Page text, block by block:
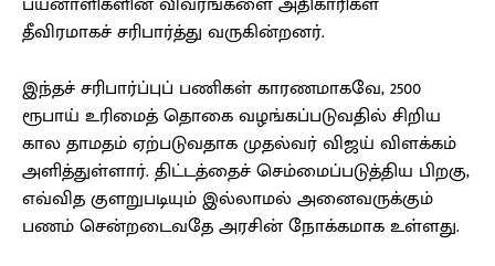
தீவிரமாகச் சரிபார்த்து வருகின்றனர்.
இந்தச் சரிபார்ப்புப் பணிகள் காரணமாகவே, 2500
ரூபாய் உரிமைத் தொகை வழங்கப்படுவதில் சிறிய
கால தாமதம் ஏற்படுவதாக முதல்வர் விஜய் விளக்கம்
அளித்துள்ளார். திட்டத்தைச் செம்மைப்படுத்திய பிறகு,
எவ்வித குளறுபடியும் இல்லாமல் அனைவருக்கும்
பணம் சென்றடைவதே அரசின் நோக்கமாக உள்ளது.